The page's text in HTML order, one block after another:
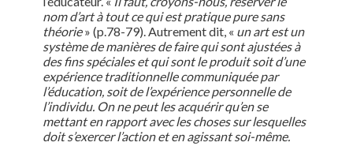
nom d’art à tout ce qui est pratique pure sans
théorie» (p.78-79). Autrement dit, « un art est un
système de manières de faire qui sont ajustées à
des fins spéciales et qui sont le produit soit d’une
expérience traditionnelle communiquée par
l’éducation, soit de l’expérience personnelle de
l’individu. On ne peut les acquérir qu’en se
mettant en rapport avec les choses sur lesquelles
doit s’exercer l’action et en agissant soi-même.